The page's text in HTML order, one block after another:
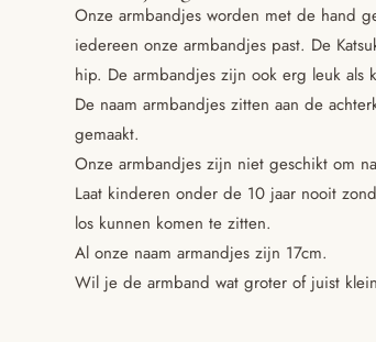
Onze armbandjes worden met de hand
iedereen onze armbandjes past. De
hip. De armbandjes zijn ook erg leuk als
De naam armbandjes zitten aan de
gemaakt.
Onze armbandjes zijn niet geschikt om
Laat kinderen onder de 10 jaar nooit
los kunnen komen te zitten.
Al onze naam armandjes zijn 17cm.
Wil je de armband wat groter of juist